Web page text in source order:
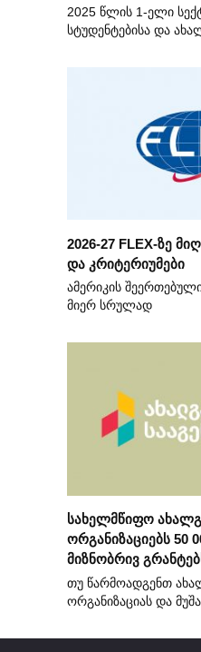
2025 წლის 1-ელი
სტუდენტებისა და
2026-27 FLEX-ზე
და კრიტერიუმები
ამერიკის
მიერ სრულად
სახელმწიფო
ორგანიზაციებს 50
მიზნობრივ
თუ წარმოადგენთ
ორგანიზაციას და